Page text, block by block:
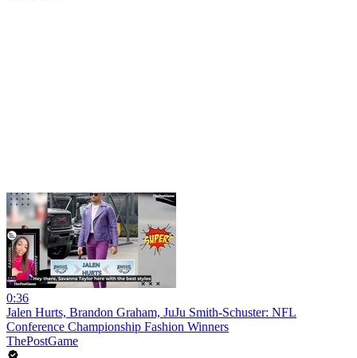
0:36
Jalen Hurts, Brandon Graham, JuJu Smith-Schuster: NFL
Conference Championship Fashion Winners
ThePostGame